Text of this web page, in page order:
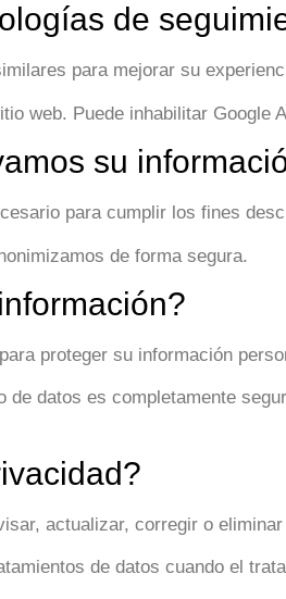
de
para mejorar su
web. Puede inhabilitar Google
su
para cumplir los fines
de forma segura.
proteger su información
datos es completamente
actualizar, corregir o
de datos cuando el